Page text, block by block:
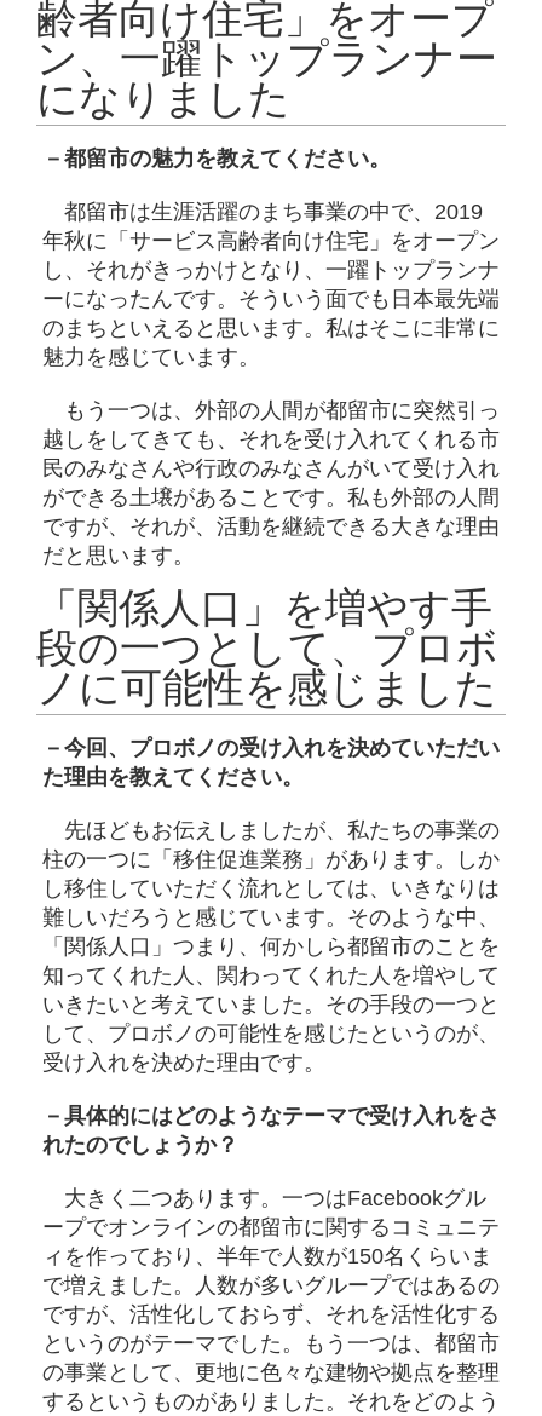
齢者向け住宅」をオープ
ン、一躍トップランナー
になりました
－都留市の魅力を教えてください。
都留市は生涯活躍のまち事業の中で、2019
年秋に「サービス高齢者向け住宅」をオープン
し、それがきっかけとなり、一躍トップランナ
ーになったんです。そういう面でも日本最先端
のまちといえると思います。私はそこに非常に
魅力を感じています。
もう一つは、外部の人間が都留市に突然引っ
越しをしてきても、それを受け入れてくれる市
民のみなさんや行政のみなさんがいて受け入れ
ができる土壌があることです。私も外部の人間
ですが、それが、活動を継続できる大きな理由
だと思います。
「関係人口」を増やす手
段の一つとして、プロボ
ノに可能性を感じました
－今回、プロボノの受け入れを決めていただい
た理由を教えてください。
先ほどもお伝えしましたが、私たちの事業の
柱の一つに「移住促進業務」があります。しか
し移住していただく流れとしては、いきなりは
難しいだろうと感じています。そのような中、
「関係人口」つまり、何かしら都留市のことを
知ってくれた人、関わってくれた人を増やして
いきたいと考えていました。その手段の一つと
して、プロボノの可能性を感じたというのが、
受け入れを決めた理由です。
－具体的にはどのようなテーマで受け入れをさ
れたのでしょうか？
大きく二つあります。一つはFacebookグル
ープでオンラインの都留市に関するコミュニテ
ィを作っており、半年で人数が150名くらいま
で増えました。人数が多いグループではあるの
ですが、活性化しておらず、それを活性化する
というのがテーマでした。もう一つは、都留市
の事業として、更地に色々な建物や拠点を整理
するというものがありました。それをどのよう